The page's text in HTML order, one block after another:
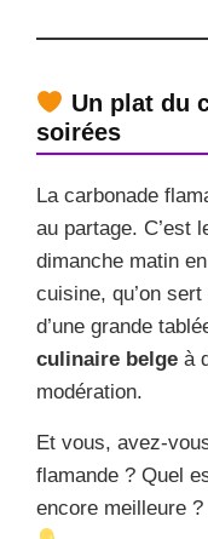
Un plat du
soirées
La carbonade
au partage. C’est
dimanche matin
cuisine, qu’on
d’une grande
culinaire belge à
modération.
Et vous, avez-
flamande ? Quel
encore meilleure